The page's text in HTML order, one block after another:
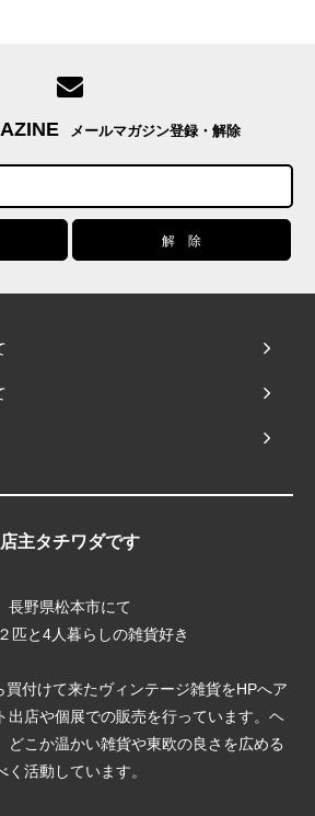
メールマガジン登録・解除
店主タチワダです
長野県松本市にて
匹と4人暮らしの雑貨好き
付けて来たヴィンテージ雑貨をHPへア
出店や個展での販売を行っています。ヘ
どこか温かい雑貨や東欧の良さを広める
く活動しています。